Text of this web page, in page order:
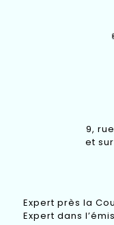
9,
et sur
Expert près la
Expert dans